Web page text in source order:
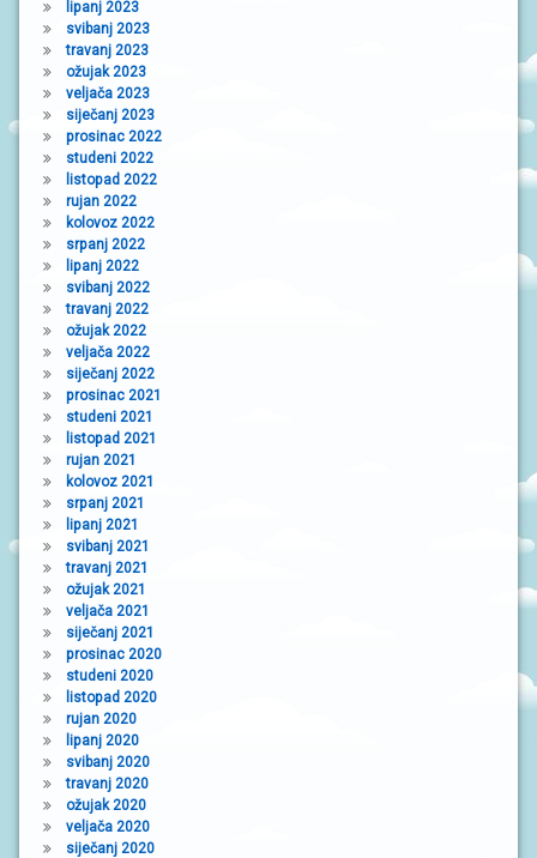
lipanj 2023
svibanj 2023
travanj 2023
ožujak 2023
veljača 2023
siječanj 2023
prosinac 2022
studeni 2022
listopad 2022
rujan 2022
kolovoz 2022
srpanj 2022
lipanj 2022
svibanj 2022
travanj 2022
ožujak 2022
veljača 2022
siječanj 2022
prosinac 2021
studeni 2021
listopad 2021
rujan 2021
kolovoz 2021
srpanj 2021
lipanj 2021
svibanj 2021
travanj 2021
ožujak 2021
veljača 2021
siječanj 2021
prosinac 2020
studeni 2020
listopad 2020
rujan 2020
lipanj 2020
svibanj 2020
travanj 2020
ožujak 2020
veljača 2020
siječanj 2020